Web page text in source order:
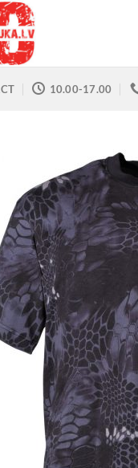
10.00-17.00